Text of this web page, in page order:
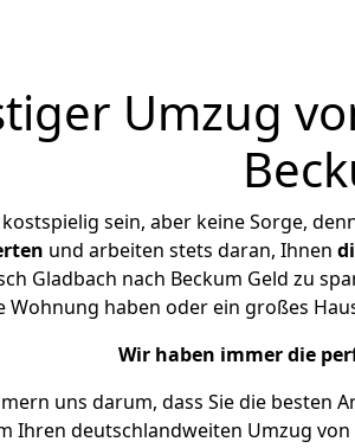
Umzug
sein, aber keine Sorge,
und arbeiten stets daran, Ihnen
Gladbach nach Beckum Geld zu
Wohnung haben oder ein großes
Wir haben immer die
uns darum, dass Sie die besten
Ihren deutschlandweiten Umzug